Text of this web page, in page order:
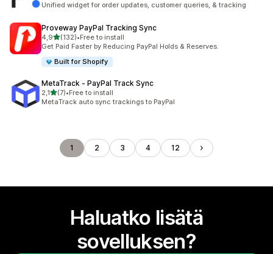
Unified widget for order updates, customer queries, & tracking
Proveway PayPal Tracking Sync
4,9/ 5 tähteä
(132)
132 arvostelua yhteensä
•Free to install
Get Paid Faster by Reducing PayPal Holds & Reserves.
Built for Shopify
MetaTrack ‑ PayPal Track Sync
2,1/ 5 tähteä
(7)
7 arvostelua yhteensä
•Free to install
MetaTrack auto sync trackings to PayPal
1 2 3 4 12
Haluatko lisätä
sovelluksen?